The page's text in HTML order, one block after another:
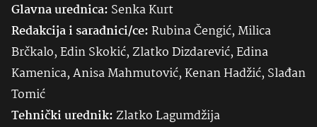
Glavna urednica: SenkaKurt
Redakcija i saradnici/ce:Rubina Čengić, Milica
Brčkalo, Edin Skokić, Zlatko Dizdarević, Edina
Kamenica, Anisa Mahmutović, Kenan Hadžić, Slađan
Tomić
Tehnički urednik:Zlatko Lagumdžija